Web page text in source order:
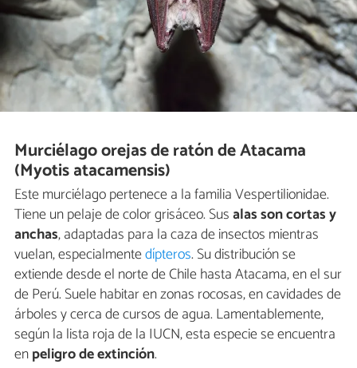
Murciélago orejas de ratón de Atacama
(Myotis atacamensis)
Este murciélago pertenece a la familia Vespertilionidae.
Tiene un pelaje de color grisáceo. Susalas son cortas y
anchas, adaptadas para la caza de insectos mientras
vuelan, especialmentedípteros. Su distribución se
extiende desde el norte de Chile hasta Atacama, en el sur
de Perú. Suele habitar en zonas rocosas, en cavidades de
árboles y cerca de cursos de agua. Lamentablemente,
según la lista roja de la IUCN, esta especie se encuentra
enpeligro de extinción.